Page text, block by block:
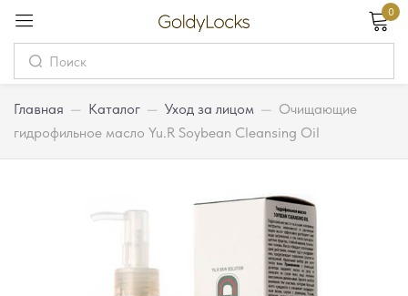
0
Главная — Каталог — Уход за лицом — Очищающие
гидрофильное масло Yu.R Soybean Cleansing Oil
Вход
Password
Запомнить меня Забыли пароль?
Вход